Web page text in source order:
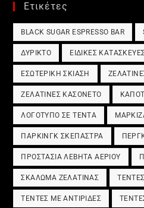
Ετικέτες
BLACK SUGAR ESPRESSO BAR
ΔΎΡΙΚΤΟ ΕΙΔΙΚΈΣ
ΕΣΩΤΕΡΙΚΉ ΣΚΊΑΣΗ
ΖΕΛΑΤΊΝΕΣ ΚΑΣΟΝΈΤΟ
ΛΟΓΌΤΥΠΟ ΣΕ ΤΈΝΤΑ
ΠΆΡΚΙΝΓΚ ΣΚΈΠΑΣΤΡΑ
ΠΡΟΣΤΑΣΊΑ ΛΈΒΗΤΑ ΑΕΡΊΟΥ
ΣΚΆΛΩΜΑ ΖΕΛΑΤΊΝΑΣ
ΤΈΝΤΕΣ ΜΕ ΑΝΤΙΡΊΔΕΣ